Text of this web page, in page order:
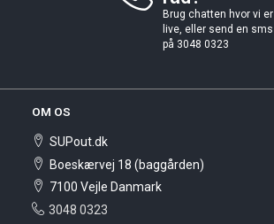
Brug chatten hvor vi er
live, eller send en sms
på 3048 0323
OM OS
SUPout.dk
Boeskærvej 18 (baggården)
7100 Vejle Danmark
3048 0323